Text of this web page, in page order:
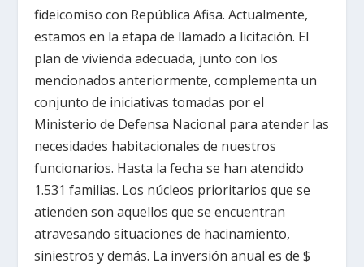
fideicomiso con República Afisa. Actualmente,
estamos en la etapa de llamado a licitación. El
plan de vivienda adecuada, junto con los
mencionados anteriormente, complementa un
conjunto de iniciativas tomadas por el
Ministerio de Defensa Nacional para atender las
necesidades habitacionales de nuestros
funcionarios. Hasta la fecha se han atendido
1.531 familias. Los núcleos prioritarios que se
atienden son aquellos que se encuentran
atravesando situaciones de hacinamiento,
siniestros y demás. La inversión anual es de $